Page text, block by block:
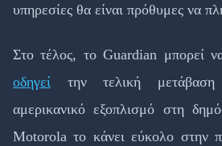
υπηρεσίες θα είναι πρόθυμες να
Στο τέλος, το Guardian μπορεί
οδηγεί την τελική
αμερικανικό εξοπλισμό στη
Motorola το κάνει εύκολο στην